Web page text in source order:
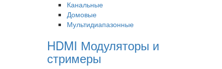
Канальные
Домовые
Мультидиапазонные
HDMI Модуляторы и
стримеры